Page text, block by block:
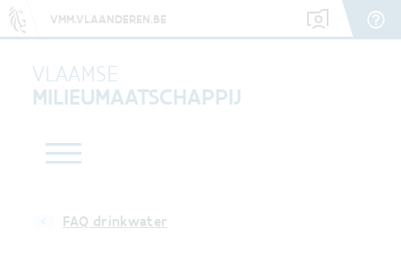
VMM.VLAANDEREN.BE
VLAAMSE
MILIEUMAATSCHAPPIJ
FAQ drinkwater